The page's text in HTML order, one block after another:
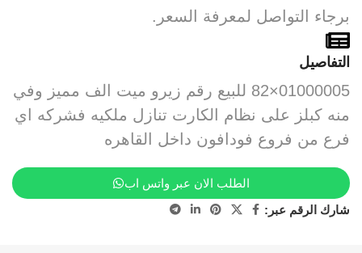
برجاء التواصل لمعرفة السعر.
التفاصيل
01000005×82 للبيع رقم زيرو ميت الف مميز وفي
منه كبلز على نظام الكارت تنازل ملكيه فشركه اي
فرع من فروع فودافون داخل القاهره
الطلب الان عبر واتس اب
شارك الرقم عبر: